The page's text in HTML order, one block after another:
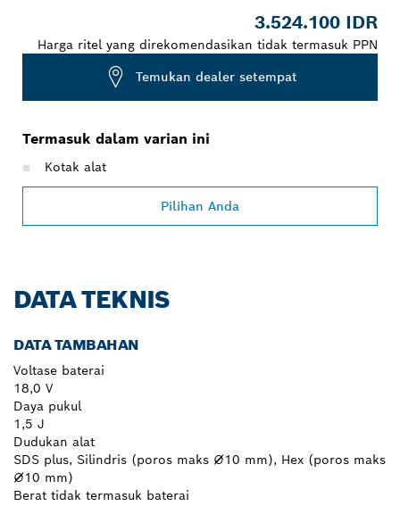
3.524.100 IDR
Harga ritel yang direkomendasikan tidak termasuk PPN
Temukan dealer setempat
Termasuk dalam varian ini
Kotak alat
Pilihan Anda
DATA TEKNIS
DATA TAMBAHAN
Voltase baterai
18,0 V
Daya pukul
1,5 J
Dudukan alat
SDS plus, Silindris (poros maks ⌀10 mm), Hex (poros maks
⌀10 mm)
Berat tidak termasuk baterai